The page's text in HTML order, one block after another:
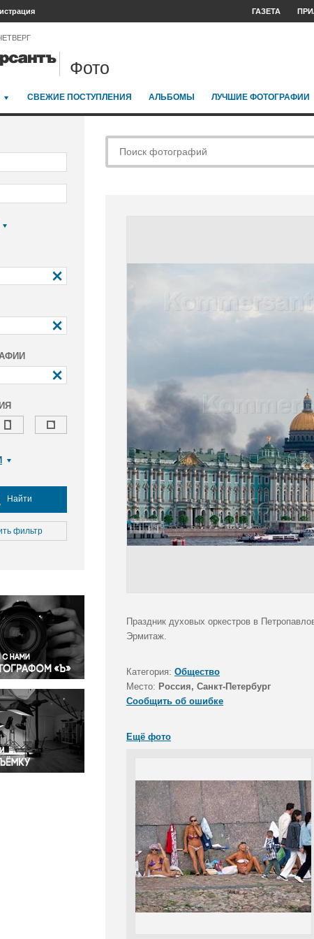
ГАЗЕТА
Фото
СВЕЖИЕ ПОСТУПЛЕНИЯ АЛЬБОМЫ ЛУЧШИЕ ФОТОГРАФИИ
и отдых
среда
и конфликты
жизнь
и бизнес
Найти
фильтр
Праздник духовых оркестров в
Эрмитаж.
Категория: Общество
Место: Россия, Санкт-Петербург
Сообщить об ошибке
Ещё фото